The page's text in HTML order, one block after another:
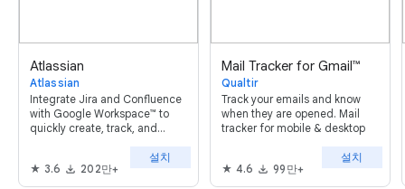
Atlassian
Atlassian
Integrate Jira and Confluence
with Google Workspace™ to
quickly create, track, and
3.6
202만+
설치
Mail Tracker for Gmail™
Qualtir
Track your emails and know
when they are opened. Mail
tracker for mobile & desktop
4.6 99만+
설치